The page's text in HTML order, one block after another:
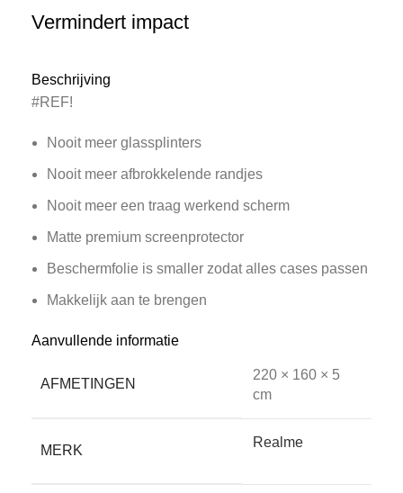
Vermindert impact
Beschrijving
#REF!
Nooit meer glassplinters
Nooit meer afbrokkelende randjes
Nooit meer een traag werkend scherm
Matte premium screenprotector
Beschermfolie is smaller zodat alles cases passen
Makkelijk aan te brengen
Aanvullende informatie
AFMETINGEN
220 × 160 × 5
cm
MERK
Realme